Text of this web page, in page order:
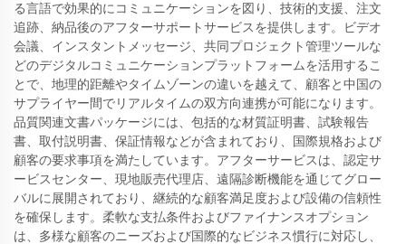
る言語で効果的にコミュニケーションを図り、技術的支援、注文
追跡、納品後のアフターサポートサービスを提供します。ビデオ
会議、インスタントメッセージ、共同プロジェクト管理ツールな
どのデジタルコミュニケーションプラットフォームを活用するこ
とで、地理的距離やタイムゾーンの違いを越えて、顧客と中国の
サプライヤー間でリアルタイムの双方向連携が可能になります。
品質関連文書パッケージには、包括的な材質証明書、試験報告
書、取付説明書、保証情報などが含まれており、国際規格および
顧客の要求事項を満たしています。アフターサービスは、認定サ
ービスセンター、現地販売代理店、遠隔診断機能を通じてグロー
バルに展開されており、継続的な顧客満足度および設備の信頼性
を確保します。柔軟な支払条件およびファイナンスオプション
は、多様な顧客のニーズおよび国際的なビジネス慣行に対応し、